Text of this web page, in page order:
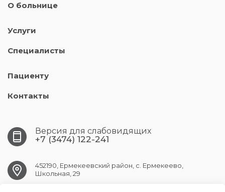
О больнице
Услуги
Специалисты
Пациенту
Контакты
Версия для слабовидящих
+7 (3474) 122-241
452190, Ермекеевский район, с. Ермекеево,
Школьная, 29